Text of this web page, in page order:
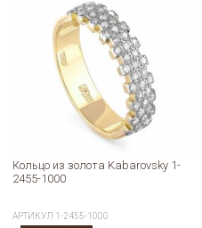
Кольцо из золота Kabarovsky 1-
2455-1000
АРТИКУЛ 1-2455-1000